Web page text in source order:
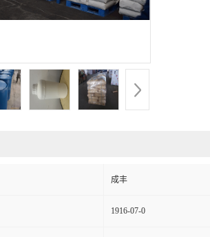
成丰
1916-07-0